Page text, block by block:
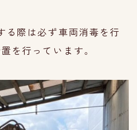
る際は必ず車両消毒を行
を行っています。